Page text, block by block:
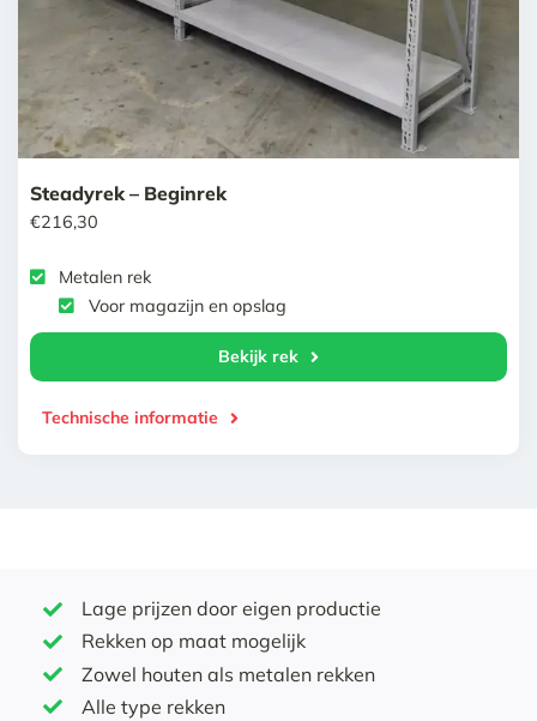
Steadyrek – Beginrek
€216,30
Metalen rek
Voor magazijn en opslag
Bekijk rek
Technische informatie
Lage prijzen door eigen productie
Rekken op maat mogelijk
Zowel houten als metalen rekken
Alle type rekken